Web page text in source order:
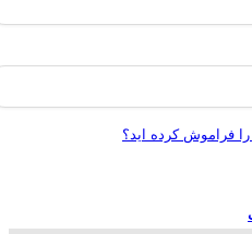
فراموش کرده اید؟